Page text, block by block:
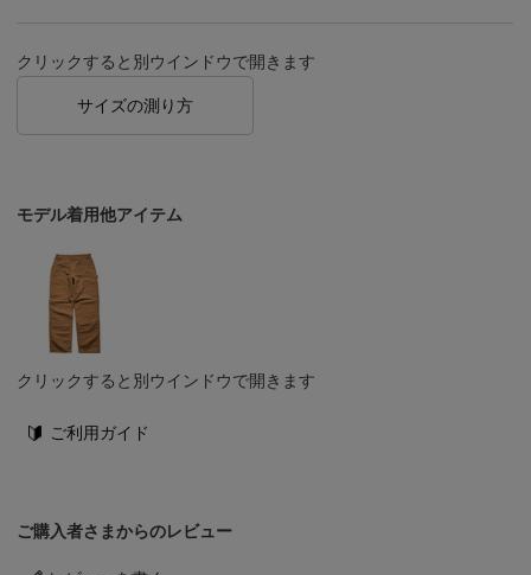
クリックすると別ウインドウで開きます
サイズの測り方
モデル着用他アイテム
クリックすると別ウインドウで開きます
ご利用ガイド
ご購入者さまからのレビュー